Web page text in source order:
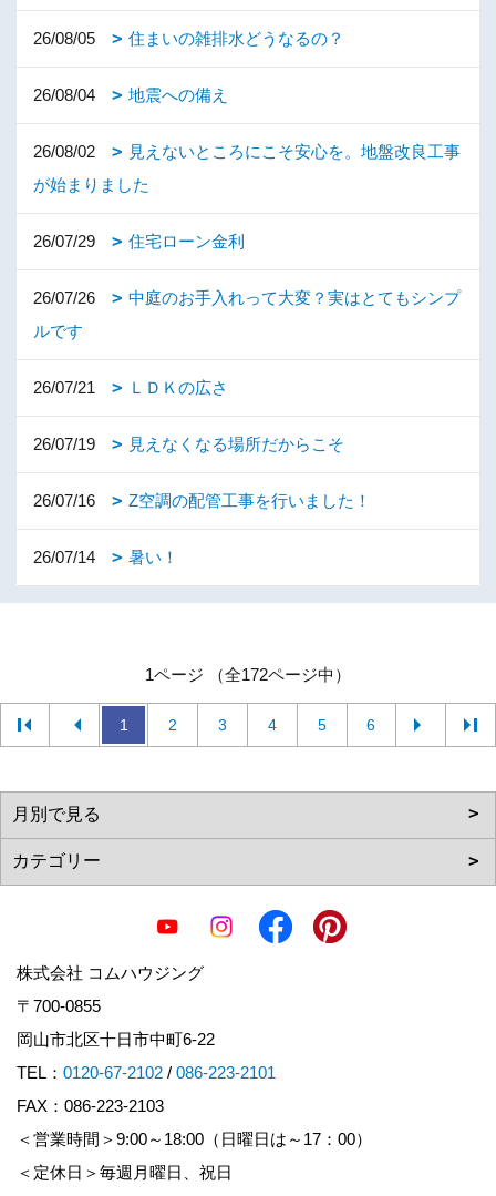
26/08/05 住まいの雑排水どうなるの？
26/08/04 地震への備え
26/08/02
見えないところにこそ安心を。地盤改良工事
が始まりました
26/07/29 住宅ローン金利
26/07/26
中庭のお手入れって大変？実はとてもシンプ
ルです
26/07/21 ＬＤＫの広さ
26/07/19 見えなくなる場所だからこそ
26/07/16 Z空調の配管工事を行いました！
26/07/14 暑い！
1ページ （全172ページ中）
1 2 3 4 5 6
株式会社 コムハウジング
〒700-0855
岡山市北区十日市中町6-22
TEL： 0120-67-2102 / 086-223-2101
FAX：086-223-2103
＜営業時間＞9:00～18:00（日曜日は～17：00）
＜定休日＞毎週月曜日、祝日